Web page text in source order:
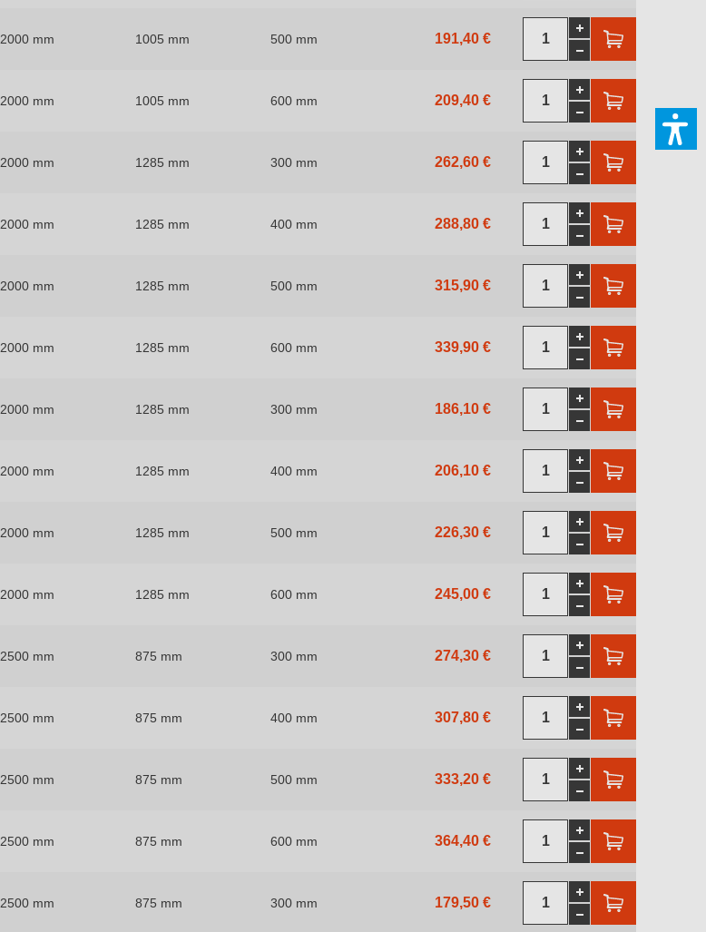
2000 mm 1005 mm 500 mm 191,40 €
2000 mm 1005 mm 600 mm 209,40 €
2000 mm 1285 mm 300 mm 262,60 €
2000 mm 1285 mm 400 mm 288,80 €
2000 mm 1285 mm 500 mm 315,90 €
2000 mm 1285 mm 600 mm 339,90 €
2000 mm 1285 mm 300 mm 186,10 €
2000 mm 1285 mm 400 mm 206,10 €
2000 mm 1285 mm 500 mm 226,30 €
2000 mm 1285 mm 600 mm 245,00 €
2500 mm 875 mm 300 mm 274,30 €
2500 mm 875 mm 400 mm 307,80 €
2500 mm 875 mm 500 mm 333,20 €
2500 mm 875 mm 600 mm 364,40 €
2500 mm 875 mm 300 mm 179,50 €